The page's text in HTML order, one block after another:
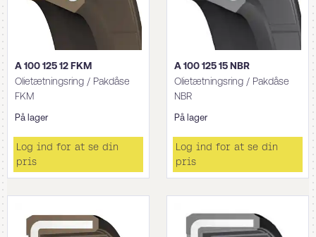
A 100 125 12 FKM
Olietætningsring / Pakdåse
FKM
På lager
Log ind for at se din
pris
A 100 125 15 NBR
Olietætningsring / Pakdåse
NBR
På lager
Log ind for at se din
pris